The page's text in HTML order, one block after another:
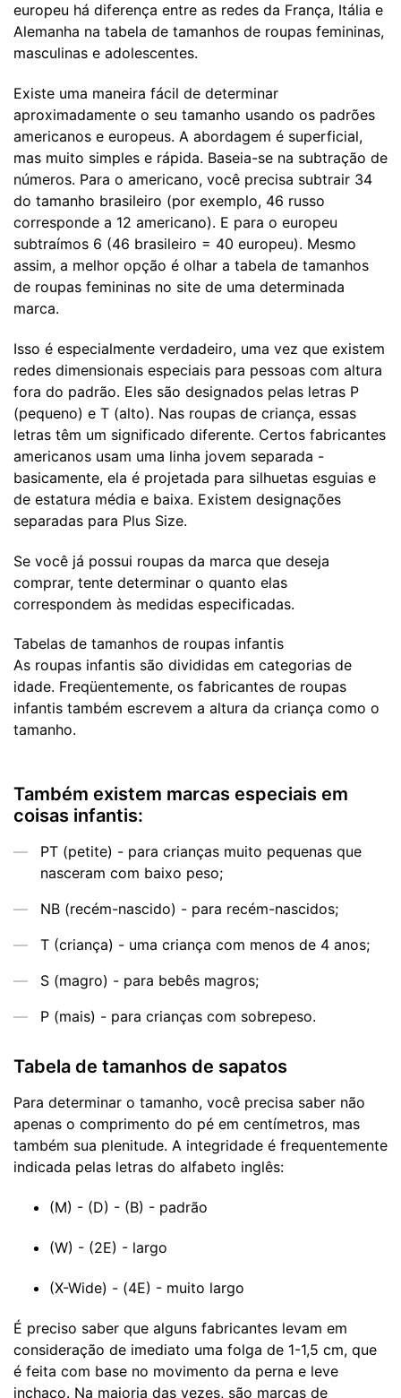
europeu há diferença entre as redes da França, Itália e
Alemanha na tabela de tamanhos de roupas femininas,
masculinas e adolescentes.
Existe uma maneira fácil de determinar
aproximadamente o seu tamanho usando os padrões
americanos e europeus. A abordagem é superficial,
mas muito simples e rápida. Baseia-se na subtração de
números. Para o americano, você precisa subtrair 34
do tamanho brasileiro (por exemplo, 46 ​​russo
corresponde a 12 americano). E para o europeu
subtraímos 6 (46 brasileiro = 40 europeu). Mesmo
assim, a melhor opção é olhar a tabela de tamanhos
de roupas femininas no site de uma determinada
marca.
Isso é especialmente verdadeiro, uma vez que existem
redes dimensionais especiais para pessoas com altura
fora do padrão. Eles são designados pelas letras P
(pequeno) e T (alto). Nas roupas de criança, essas
letras têm um significado diferente. Certos fabricantes
americanos usam uma linha jovem separada -
basicamente, ela é projetada para silhuetas esguias e
de estatura média e baixa. Existem designações
separadas para Plus Size.
Se você já possui roupas da marca que deseja
comprar, tente determinar o quanto elas
correspondem às medidas especificadas.
Tabelas de tamanhos de roupas infantis
As roupas infantis são divididas em categorias de
idade. Freqüentemente, os fabricantes de roupas
infantis também escrevem a altura da criança como o
tamanho.
Também existem marcas especiais em
coisas infantis:
PT (petite) - para crianças muito pequenas que
nasceram com baixo peso;
NB (recém-nascido) - para recém-nascidos;
Т (criança) - uma criança com menos de 4 anos;
S (magro) - para bebês magros;
P (mais) - para crianças com sobrepeso.
Tabela de tamanhos de sapatos
Para determinar o tamanho, você precisa saber não
apenas o comprimento do pé em centímetros, mas
também sua plenitude. A integridade é frequentemente
indicada pelas letras do alfabeto inglês:
(M) - (D) - (B) - padrão
(W) - (2E) - largo
(X-Wide) - (4E) - muito largo
É preciso saber que alguns fabricantes levam em
consideração de imediato uma folga de 1-1,5 cm, que
é feita com base no movimento da perna e leve
inchaço. Na maioria das vezes, são marcas de